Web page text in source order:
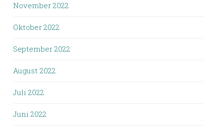
November 2022
Oktober 2022
September 2022
August 2022
Juli 2022
Juni 2022